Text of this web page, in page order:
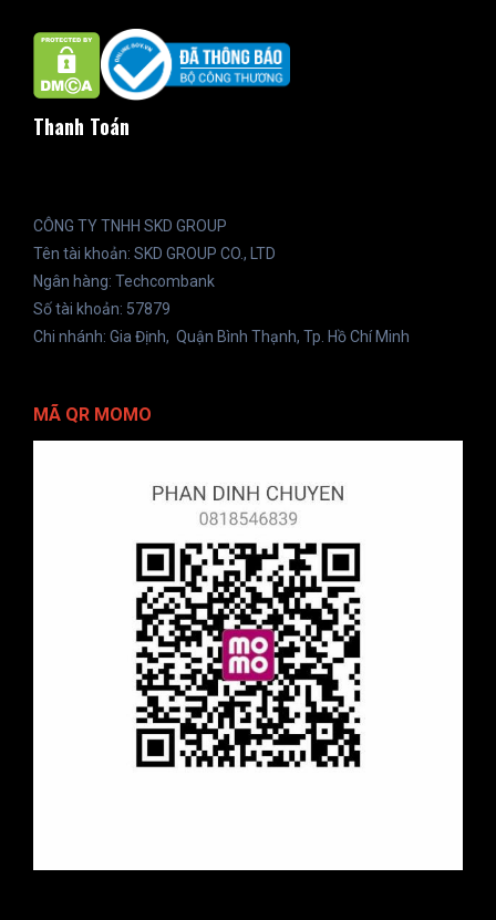
Thanh Toán
CÔNG TY TNHH SKD GROUP
Tên tài khoản: SKD GROUP CO., LTD
Ngân hàng: Techcombank
Số tài khoản: 57879
Chi nhánh: Gia Định, Quận Bình Thạnh, Tp. Hồ Chí Minh
MÃ QR MOMO